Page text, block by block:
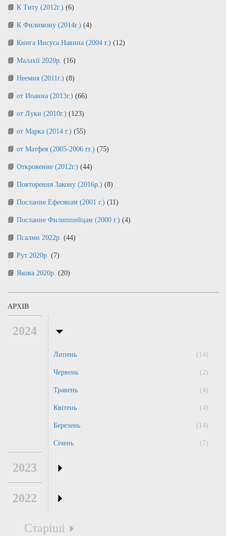
К Титу (2012г.) (6)
К Филимону (2014г.) (4)
Книга Иисуса Навина (2004 г.) (12)
Малахії 2020р. (16)
Неемия (2011г.) (8)
от Иоанна (2013г.) (66)
от Луки (2010г.) (123)
от Марка (2014 г.) (55)
от Матфея (2005-2006 гг.) (75)
Откровение (2012г.) (44)
Повторення Закону (2016р.) (8)
Послание Ефесянам (2001 г.) (11)
Послание Филиппийцам (2000 г.) (4)
Псалми 2022р. (44)
Рут 2020р. (7)
Якова 2020р. (20)
АРХІВ
2024
Липень (14)
Червень (2)
Травень (4)
Квітень (4)
Березень (14)
Січень (7)
2023
2022
Старіші